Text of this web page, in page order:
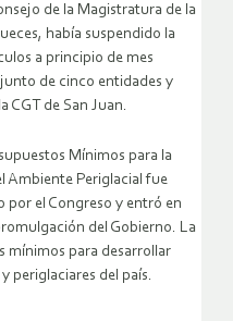
de la Magistratura de la
había suspendido la
a principio de mes
de cinco entidades y
CGT de San Juan.
Mínimos para la
Ambiente Periglacial fue
por el Congreso y entró en
del Gobierno. La
mínimos para desarrollar
periglaciares del país.